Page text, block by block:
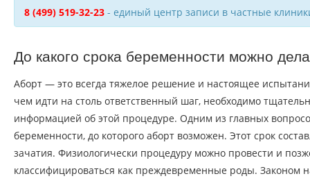
8 (499) 519-32-23 - единый центр записи в частные
До какого срока беременности можно
Аборт — это всегда тяжелое решение и настоящее
чем идти на столь ответственный шаг, необходимо
информацией об этой процедуре. Одним из главных
беременности, до которого аборт возможен. Этот срок
зачатия. Физиологически процедуру можно провести и
классифицироваться как преждевременные роды. Законом